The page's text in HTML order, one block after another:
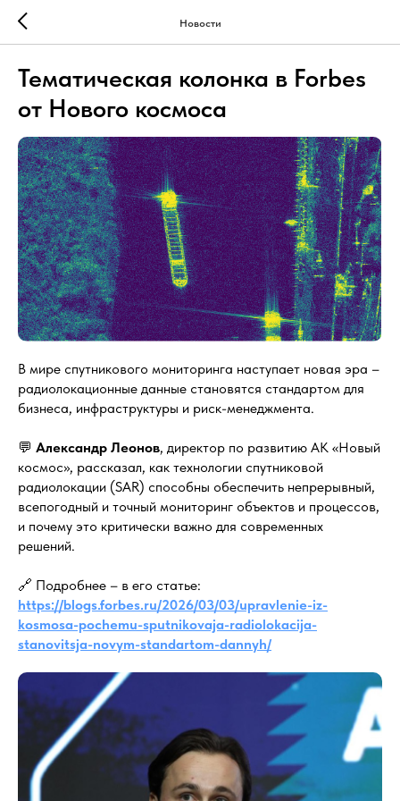
Новости
Тематическая колонка в Forbes
от Нового космоса
В мире спутникового мониторинга наступает новая эра –
радиолокационные данные становятся стандартом для
бизнеса, инфраструктуры и риск-менеджмента.
💬 Александр Леонов, директор по развитию АК «Новый
космос», рассказал, как технологии спутниковой
радиолокации (SAR) способны обеспечить непрерывный,
всепогодный и точный мониторинг объектов и процессов,
и почему это критически важно для современных
решений.
🔗 Подробнее – в его статье:
https://blogs.forbes.ru/2026/03/03/upravlenie-iz-
kosmosa-pochemu-sputnikovaja-radiolokacija-
stanovitsja-novym-standartom-dannyh/